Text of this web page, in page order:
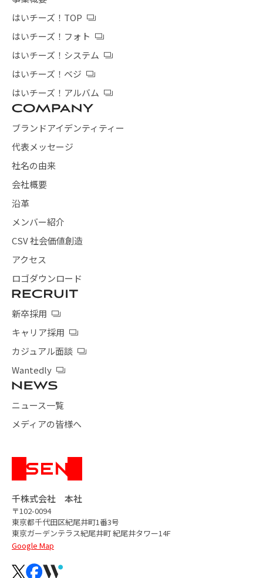
千株式会社 本社
〒102-0094
東京都千代田区紀尾井町1番3号
東京ガーデンテラス紀尾井町紀尾井タワー14F
Google Map
はいチーズ！TOP
はいチーズ！フォト
はいチーズ！システム
はいチーズ！ベジ
はいチーズ！アルバム
ブランドアイデンティティー
代表メッセージ
社名の由来
会社概要
沿革
メンバー紹介
CSV 社会価値創造
アクセス
ロゴダウンロード
新卒採用
キャリア採用
カジュアル面談
Wantedly
ニュース一覧
メディアの皆様へ